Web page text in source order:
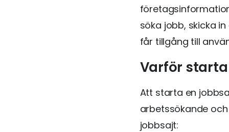
söka jobb, skicka
får tillgång till
Varför
Att starta en
arbetssökande
jobbsajt: